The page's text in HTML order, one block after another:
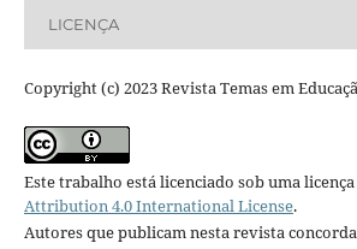
LICENÇA
Copyright (c) 2023 Revista Temas em
Este trabalho está licenciado sob uma licença
Attribution 4.0 International License.
Autores que publicam nesta revista